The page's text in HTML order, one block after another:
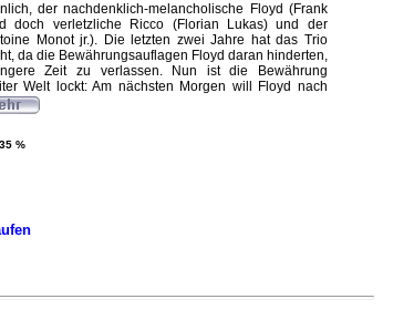
der nachdenklich-melancholische Floyd (Frank
doch verletzliche Ricco (Florian Lukas) und der
Monot jr.). Die letzten zwei Jahre hat das Trio
da die Bewährungsauflagen Floyd daran hinderten,
Zeit zu verlassen. Nun ist die Bewährung
Welt lockt: Am nächsten Morgen will Floyd nach
35 %